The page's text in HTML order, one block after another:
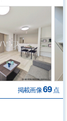
掲載画像69 点